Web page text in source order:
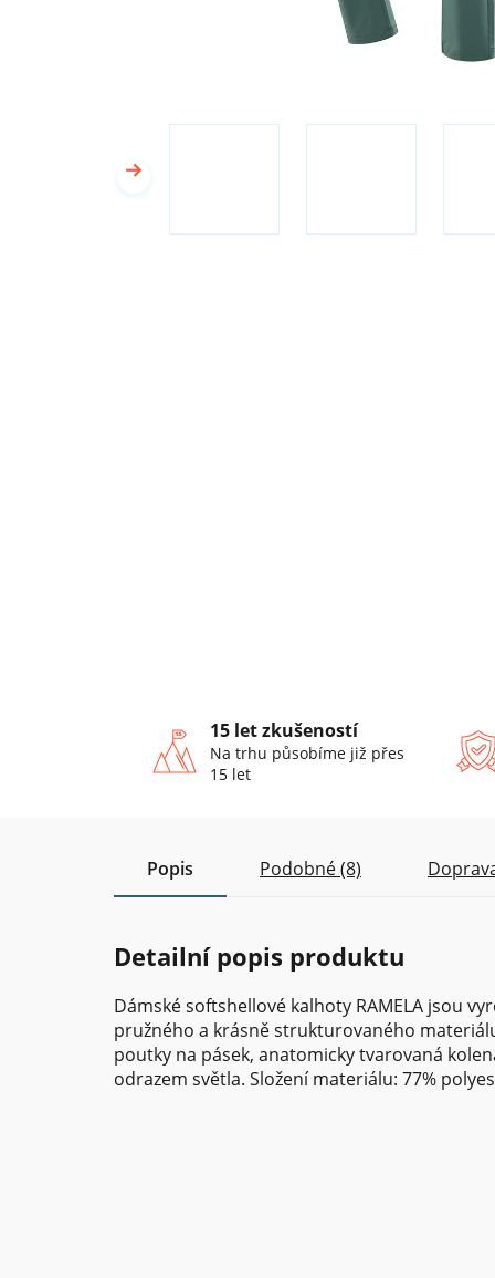
15 let zkušeností
Na trhu působíme již přes
15 let
Popis Podobné (8)
Detailní popis produktu
Dámské softshellové kalhoty RAMELA jsou
pružného a krásně strukturovaného
poutky na pásek, anatomicky tvarovaná
odrazem světla. Složení materiálu: 77%